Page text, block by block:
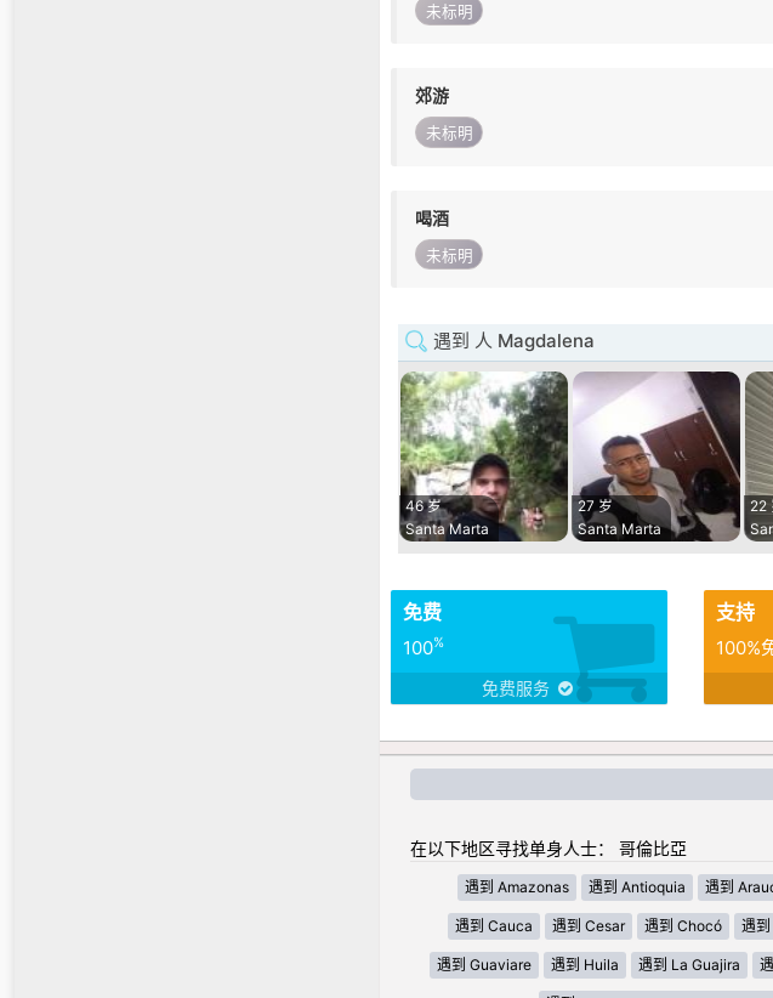
未标明
郊游
未标明
喝酒
未标明
遇到 人 Magdalena
46 岁
Santa Marta
27 岁
Santa Marta
22
免费
100%
免费服务
支持
100%
在以下地区寻找单身人士： 哥倫比亞
遇到 Amazonas 遇到 Antioquia 遇到
遇到 Cauca 遇到 Cesar 遇到 Chocó 遇
遇到 Guaviare 遇到 Huila 遇到 La Guajira